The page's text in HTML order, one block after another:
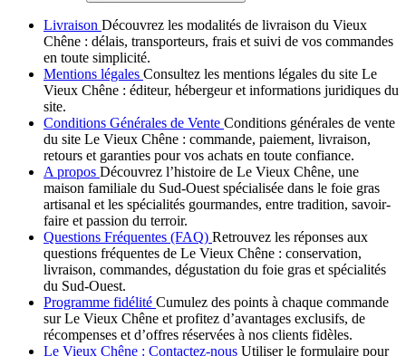
Livraison Découvrez les modalités de livraison du Vieux
Chêne : délais, transporteurs, frais et suivi de vos commandes
en toute simplicité.
Mentions légales Consultez les mentions légales du site Le
Vieux Chêne : éditeur, hébergeur et informations juridiques du
site.
Conditions Générales de Vente Conditions générales de vente
du site Le Vieux Chêne : commande, paiement, livraison,
retours et garanties pour vos achats en toute confiance.
A propos Découvrez l’histoire de Le Vieux Chêne, une
maison familiale du Sud-Ouest spécialisée dans le foie gras
artisanal et les spécialités gourmandes, entre tradition, savoir-
faire et passion du terroir.
Questions Fréquentes (FAQ) Retrouvez les réponses aux
questions fréquentes de Le Vieux Chêne : conservation,
livraison, commandes, dégustation du foie gras et spécialités
du Sud-Ouest.
Programme fidélité Cumulez des points à chaque commande
sur Le Vieux Chêne et profitez d’avantages exclusifs, de
récompenses et d’offres réservées à nos clients fidèles.
Le Vieux Chêne : Contactez-nous Utiliser le formulaire pour